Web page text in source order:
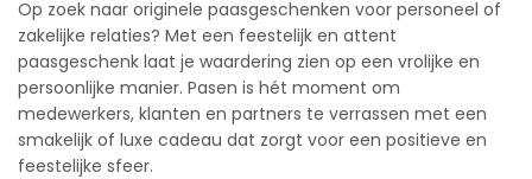
Op zoek naar originele paasgeschenken voor personeel of
zakelijke relaties? Met een feestelijk en attent
paasgeschenk laat je waardering zien op een vrolijke en
persoonlijke manier. Pasen is hét moment om
medewerkers, klanten en partners te verrassen met een
smakelijk of luxe cadeau dat zorgt voor een positieve en
feestelijke sfeer.